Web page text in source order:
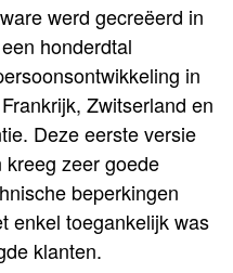
werd gecreëerd in
honderdtal
in
Zwitserland en
Deze eerste versie
zeer goede
beperkingen
enkel toegankelijk was
klanten.